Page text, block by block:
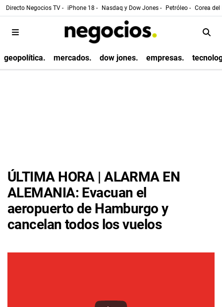
Directo Negocios TV - iPhone 18 - Nasdaq y Dow Jones - Petróleo - Corea
geopolítica. mercados. dow jones. empresas.
ÚLTIMA HORA | ALARMA EN
ALEMANIA: Evacuan el
aeropuerto de Hamburgo y
cancelan todos los vuelos